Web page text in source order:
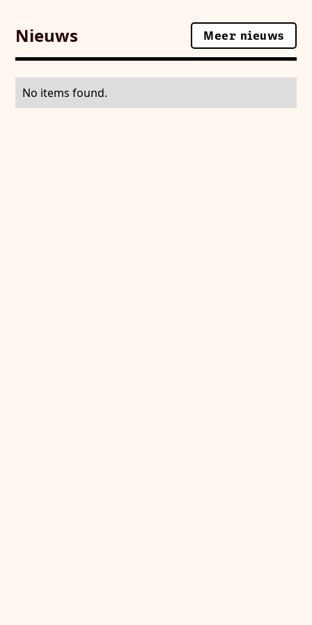
Nieuws
Meer nieuws
Meer nieuws
No items found.